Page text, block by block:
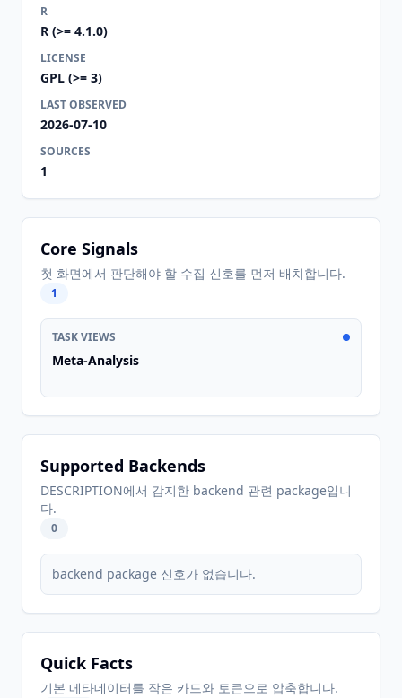
R
R (>= 4.1.0)
LICENSE
GPL (>= 3)
LAST OBSERVED
2026-07-10
SOURCES
1
Core Signals
첫 화면에서 판단해야 할 수집 신호를 먼저 배치합니다.
1
TASK VIEWS
Meta-Analysis
Supported Backends
DESCRIPTION에서 감지한 backend 관련 package입니
다.
0
backend package 신호가 없습니다.
Quick Facts
기본 메타데이터를 작은 카드와 토큰으로 압축합니다.